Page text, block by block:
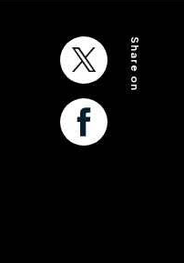
Share on